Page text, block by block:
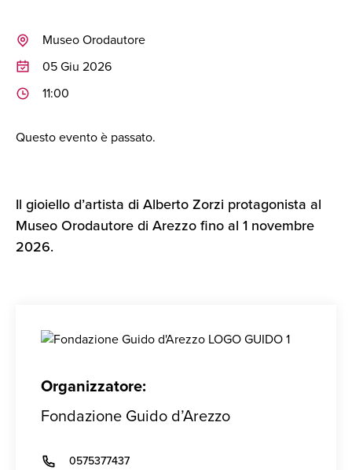
Museo Orodautore
05 Giu 2026
11:00
Questo evento è passato.
Il gioiello d’artista di Alberto Zorzi protagonista al
Museo Orodautore di Arezzo fino al 1 novembre
2026.
Organizzatore:
Fondazione Guido d’Arezzo
0575377437